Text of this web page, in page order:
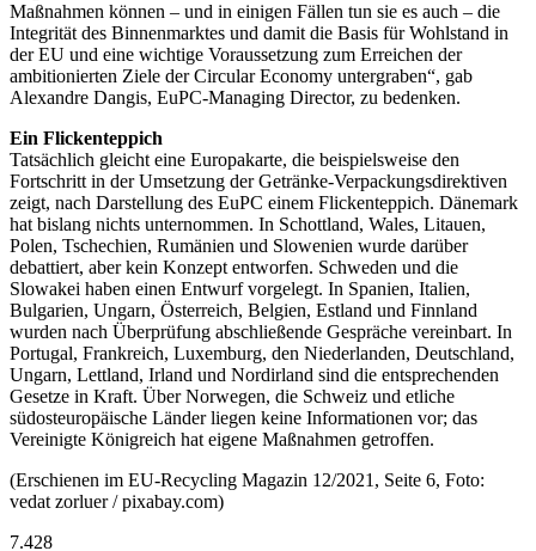
Maßnahmen können – und in einigen Fällen tun sie es auch – die
Integrität des Binnenmarktes und damit die Basis für Wohlstand in
der EU und eine wichtige Voraussetzung zum Erreichen der
ambitionierten Ziele der Circular Economy untergraben“, gab
Alexandre Dangis, EuPC-Managing Director, zu bedenken.
Ein Flickenteppich
Tatsächlich gleicht eine Europakarte, die beispielsweise den
Fortschritt in der Umsetzung der Getränke-Verpackungsdirektiven
zeigt, nach Darstellung des EuPC einem Flickenteppich. Dänemark
hat bislang nichts unternommen. In Schottland, Wales, Litauen,
Polen, Tschechien, Rumänien und Slowenien wurde darüber
debattiert, aber kein Konzept entworfen. Schweden und die
Slowakei haben einen Entwurf vorgelegt. In Spanien, Italien,
Bulgarien, Ungarn, Österreich, Belgien, Estland und Finnland
wurden nach Überprüfung abschließende Gespräche vereinbart. In
Portugal, Frankreich, Luxemburg, den Niederlanden, Deutschland,
Ungarn, Lettland, Irland und Nordirland sind die entsprechenden
Gesetze in Kraft. Über Norwegen, die Schweiz und etliche
südosteuropäische Länder liegen keine Informationen vor; das
Vereinigte Königreich hat eigene Maßnahmen getroffen.
(Erschienen im EU-Recycling Magazin 12/2021, Seite 6, Foto:
vedat zorluer / pixabay.com)
7.428